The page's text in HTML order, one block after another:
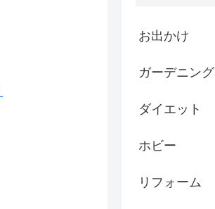
お出かけ
ガーデニング
ダイエット
ホビー
リフォーム